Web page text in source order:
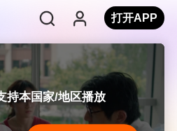
打开APP
持本国家/地区播放